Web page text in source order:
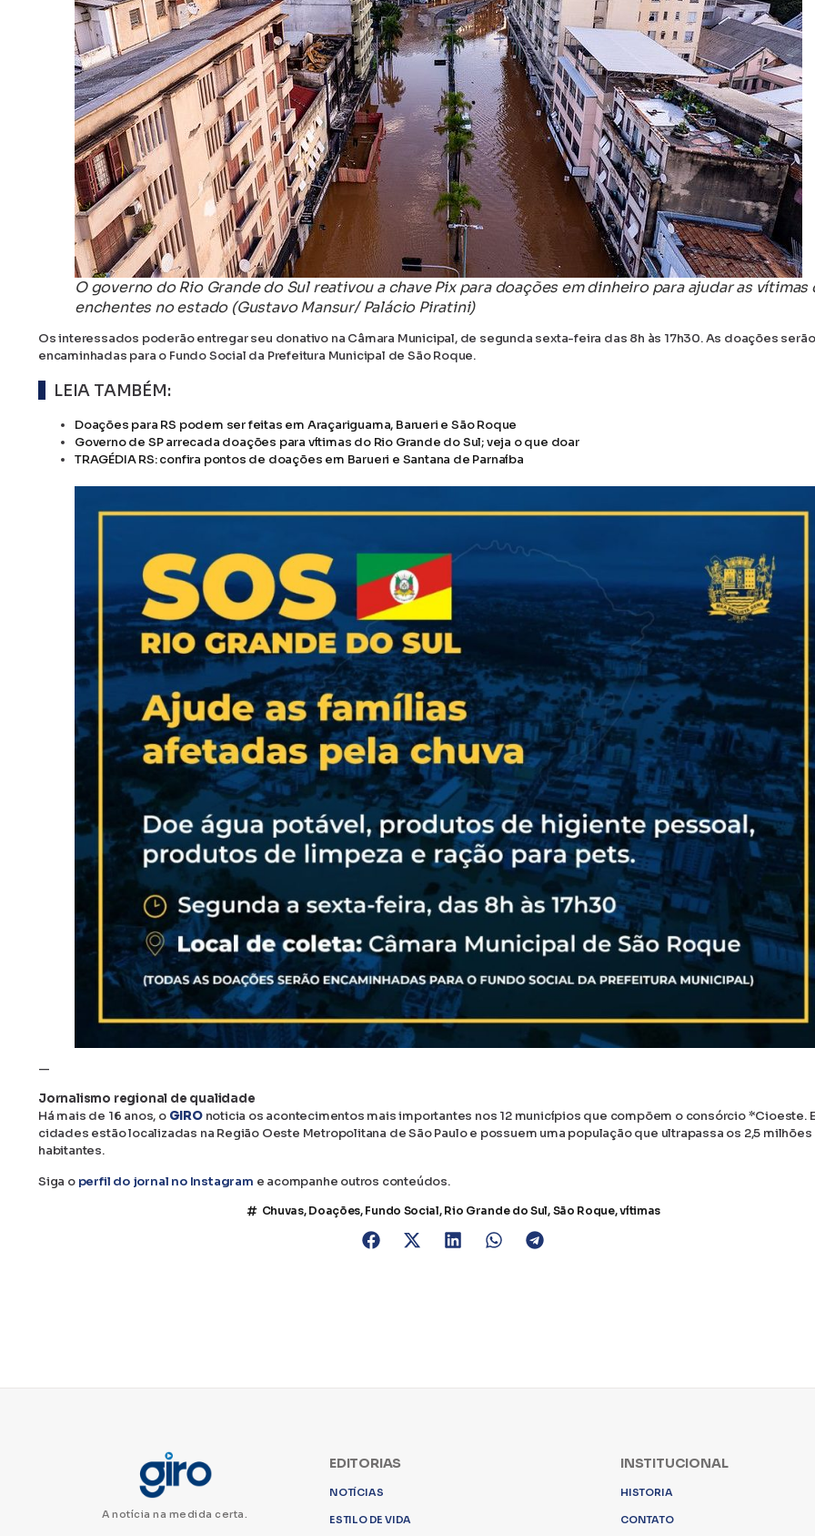
O governo do Rio Grande do Sul reativou a chave Pix para doações em dinheiro para ajudar as vítimas
enchentes no estado (Gustavo Mansur/ Palácio Piratini)
Os interessados poderão entregar seu donativo na Câmara Municipal, de segunda sexta-feira das 8h às 17h30. As doações serão
encaminhadas para o Fundo Social da Prefeitura Municipal de São Roque.
LEIA TAMBÉM:
Doações para RS podem ser feitas em Araçariguama, Barueri e São Roque
Governo de SP arrecada doações para vítimas do Rio Grande do Sul; veja o que doar
TRAGÉDIA RS: confira pontos de doações em Barueri e Santana de Parnaíba
—
Jornalismo regional de qualidade
Há mais de 16 anos, o GIROnoticia os acontecimentos mais importantes nos 12 municípios que compõem o consórcio *Cioeste.
cidades estão localizadas na Região Oeste Metropolitana de São Paulo e possuem uma população que ultrapassa os 2,5
habitantes.
Siga o perfil do jornal no Instagram e acompanhe outros conteúdos.
Chuvas, Doações, Fundo Social, Rio Grande do Sul, São Roque,vítimas
A notícia na medida certa.
EDITORIAS
NOTÍCIAS
ESTILO DE VIDA
INSTITUCIONAL
HISTORIA
CONTATO